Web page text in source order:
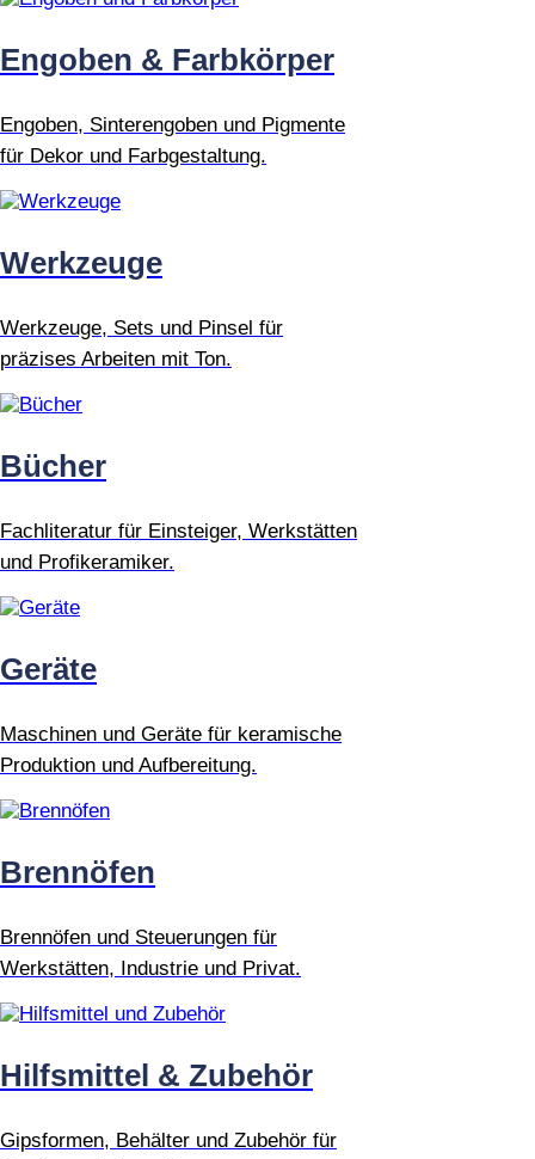
Engoben & Farbkörper
Engoben, Sinterengoben und Pigmente
für Dekor und Farbgestaltung.
Werkzeuge
Werkzeuge, Sets und Pinsel für
präzises Arbeiten mit Ton.
Bücher
Fachliteratur für Einsteiger, Werkstätten
und Profikeramiker.
Geräte
Maschinen und Geräte für keramische
Produktion und Aufbereitung.
Brennöfen
Brennöfen und Steuerungen für
Werkstätten, Industrie und Privat.
Hilfsmittel & Zubehör
Gipsformen, Behälter und Zubehör für